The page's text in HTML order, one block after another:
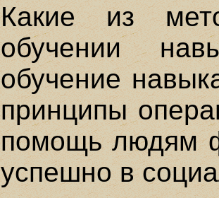
Какие из
обучении
обучение
принципы
помощь людям
успешно в